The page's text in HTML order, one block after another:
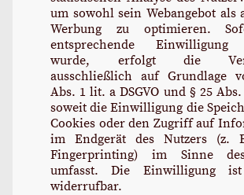
um sowohl sein Webangebot als
Werbung zu optimieren.
entsprechende Einwilligung
wurde, erfolgt die
ausschließlich auf Grundlage
Abs. 1 lit. a DSGVO und § 25 Abs.
soweit die Einwilligung die
Cookies oder den Zugriff auf
im Endgerät des Nutzers (z.
Fingerprinting) im Sinne
umfasst. Die Einwilligung
widerrufbar.